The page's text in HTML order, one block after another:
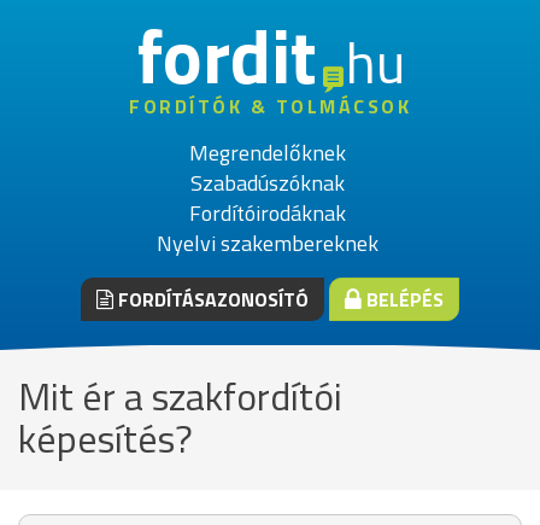
fordithu
FORDÍTÓK & TOLMÁCSOK
Megrendelőknek
Szabadúszóknak
Fordítóirodáknak
Nyelvi szakembereknek
FORDÍTÁSAZONOSÍTÓ BELÉPÉS
Mit ér a szakfordítói
képesítés?